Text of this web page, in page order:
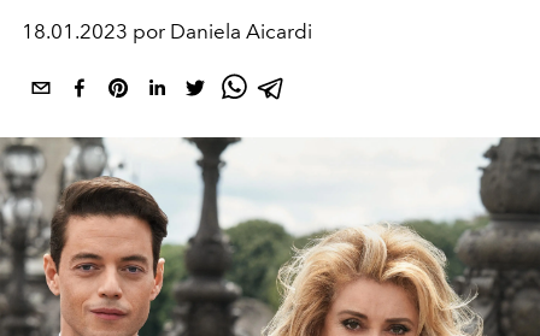
18.01.2023 por Daniela Aicardi